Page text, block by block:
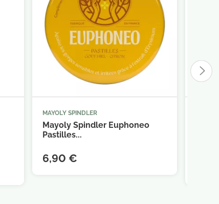
 
MAYOLY SPINDLER
Mayoly Spindler Euphoneo
Pastilles...
6,90 €